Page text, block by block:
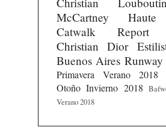
McCartney
Haute
Catwalk Report
Christian Dior
Buenos Aires Runway
Primavera Verano 2018
Otoño Invierno 2018
Verano 2018